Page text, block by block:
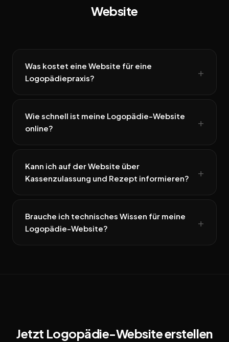
Website
Was kostet eine Website für eine
Logopädiepraxis?
Wie schnell ist meine Logopädie-Website
online?
Kann ich auf der Website über
Kassenzulassung und Rezept informieren?
Brauche ich technisches Wissen für meine
Logopädie-Website?
Jetzt Logopädie-Website erstellen